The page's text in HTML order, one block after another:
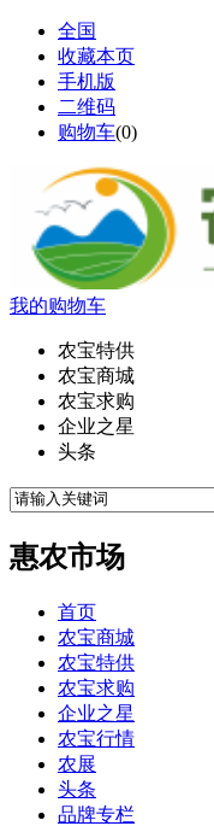
全国
收藏本页
手机版
二维码
购物车(0)
我的购物车
农宝特供
农宝商城
农宝求购
企业之星
头条
惠农市场
首页
农宝商城
农宝特供
农宝求购
企业之星
农宝行情
农展
头条
品牌专栏